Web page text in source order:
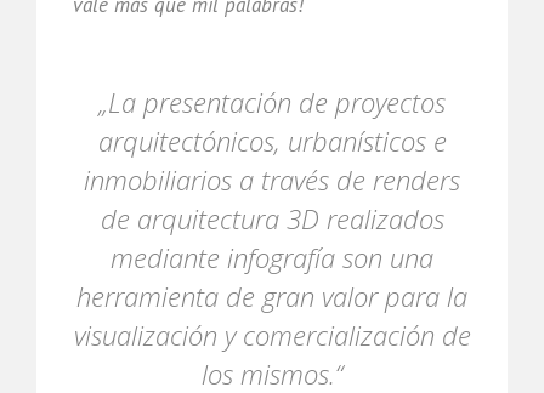
„La presentación de proyectos
arquitectónicos, urbanísticos e
inmobiliarios a través de renders
de arquitectura 3D realizados
mediante infografía son una
herramienta de gran valor para la
visualización y comercialización de
los mismos.“